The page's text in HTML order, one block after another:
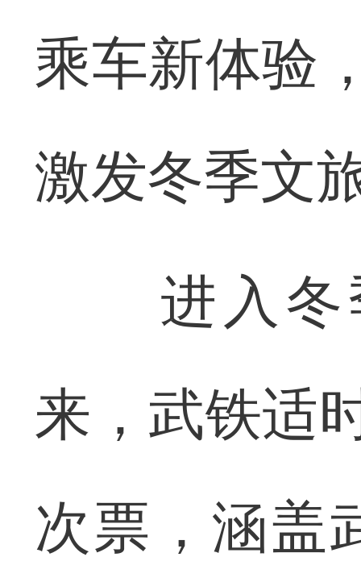
乘车新体验
激发冬季文
进入冬季
来，武铁适
次票，涵盖